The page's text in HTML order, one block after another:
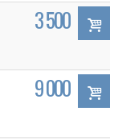
3 500
9 000